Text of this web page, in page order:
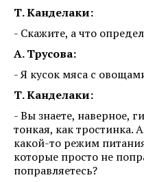
Т. Канделаки:
- Скажите, а что
А. Трусова:
- Я кусок мяса с
Т. Канделаки:
- Вы знаете, наверное,
тонкая, как тростинка.
какой-то режим
которые просто не
поправляетесь?